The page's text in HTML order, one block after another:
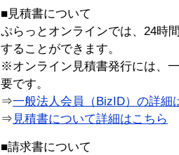
■見積書について
ぷらっとオンラインでは、24時
することができます。
※オンライン見積書発行には、
要です。
⇒一般法人会員（BizID）の詳細
⇒ 見積書について詳細はこちら
■請求書について